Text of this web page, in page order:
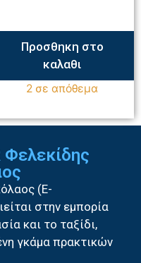
Προσθηκη στο
καλαθι
2 σε απόθεμα
Φελεκίδης
(E-
στην εμπορία
και το ταξίδι,
γκάμα πρακτικών